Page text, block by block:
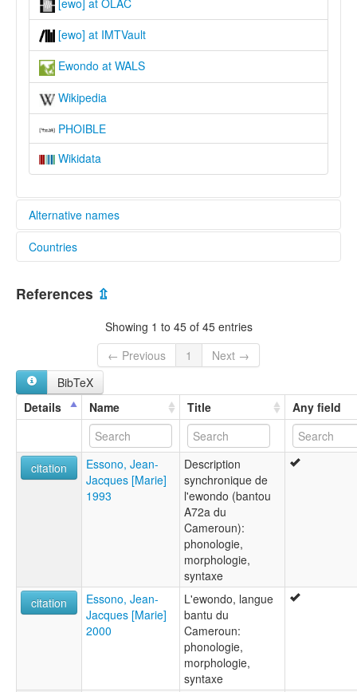
[ewo] at IMTVault
Ewondo at WALS
Wikipedia
PHOIBLE
Wikidata
Alternative names
lexvo:
Ewondo language [en]
Język yaunde [pl]
moseley & asher (1994):
multitree:
Ewondo
Ewundu
Jaunde
Yaunde
ruhlen (1987):
Ewondo
Countries
Cameroon [CM]
References ⇫
Showing 1 to 45 of 45 entries
← Previous
1
Next →
BibTeX
Details
Name Title Any field
citation
Essono, Jean-
Jacques [Marie]
1993
Description
synchronique de
l'ewondo (bantou
A72a du
Cameroun):
phonologie,
morphologie,
syntaxe
citation
Essono, Jean-
Jacques [Marie]
2000
L'ewondo, langue
bantu du
Cameroun:
phonologie,
morphologie,
syntaxe